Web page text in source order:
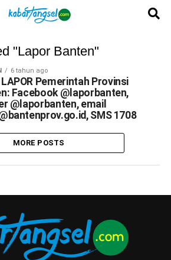
"Lapor Banten"
6 tahun ago
LAPOR Pemerintah Provinsi
Facebook @laporbanten,
@laporbanten, email
SMS 1708
MORE POSTS